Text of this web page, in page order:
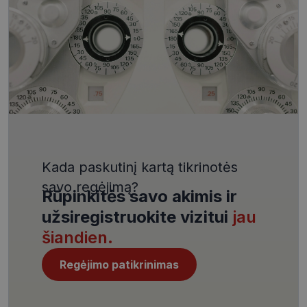
Kada paskutinį kartą tikrinotės
savo regėjimą?
Rūpinkitės savo akimis ir
užsiregistruokite vizitui jau
šiandien.
Regėjimo patikrinimas
VISITOR_PRIVACY_METADATA
YouTube
.youtube.com
4 savaitės
CookieScriptConsent
CookieScript